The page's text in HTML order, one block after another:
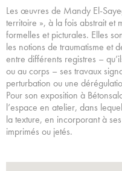
Les œuvres de Mandy El-
territoire », à la fois abstrait et
formelles et picturales. Elles
les notions de traumatisme et
entre différents registres –
ou au corps – ses travaux
perturbation ou une
Pour son exposition à
l’espace en atelier, dans
la texture, en incorporant à
imprimés ou jetés.